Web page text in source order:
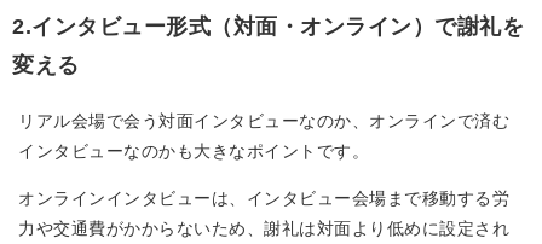
2.インタビュー形式（対面・オンライン）で謝礼を
変える
リアル会場で会う対面インタビューなのか、オンラインで済む
インタビューなのかも大きなポイントです。
オンラインインタビューは、インタビュー会場まで移動する労
力や交通費がかからないため、謝礼は対面より低めに設定され